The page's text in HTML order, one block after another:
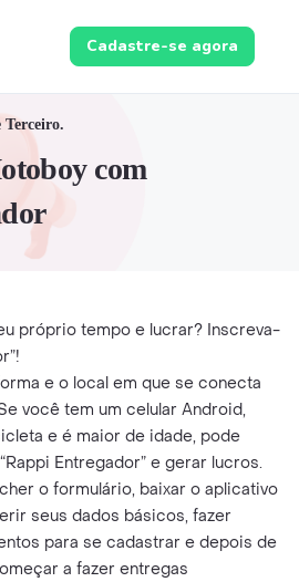
Cadastre-se agora
com
próprio tempo e lucrar? Inscreva-
e o local em que se conecta
você tem um celular Android,
e é maior de idade, pode
Entregador” e gerar lucros.
o formulário, baixar o aplicativo
seus dados básicos, fazer
para se cadastrar e depois de
a fazer entregas